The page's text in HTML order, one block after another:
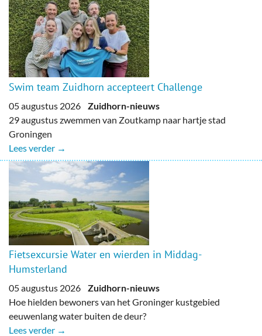
Swim team Zuidhorn accepteert Challenge
05 augustus 2026 Zuidhorn-nieuws
29 augustus zwemmen van Zoutkamp naar hartje stad
Groningen
Lees verder →
Fietsexcursie Water en wierden in Middag-
Humsterland
05 augustus 2026 Zuidhorn-nieuws
Hoe hielden bewoners van het Groninger kustgebied
eeuwenlang water buiten de deur?
Lees verder →